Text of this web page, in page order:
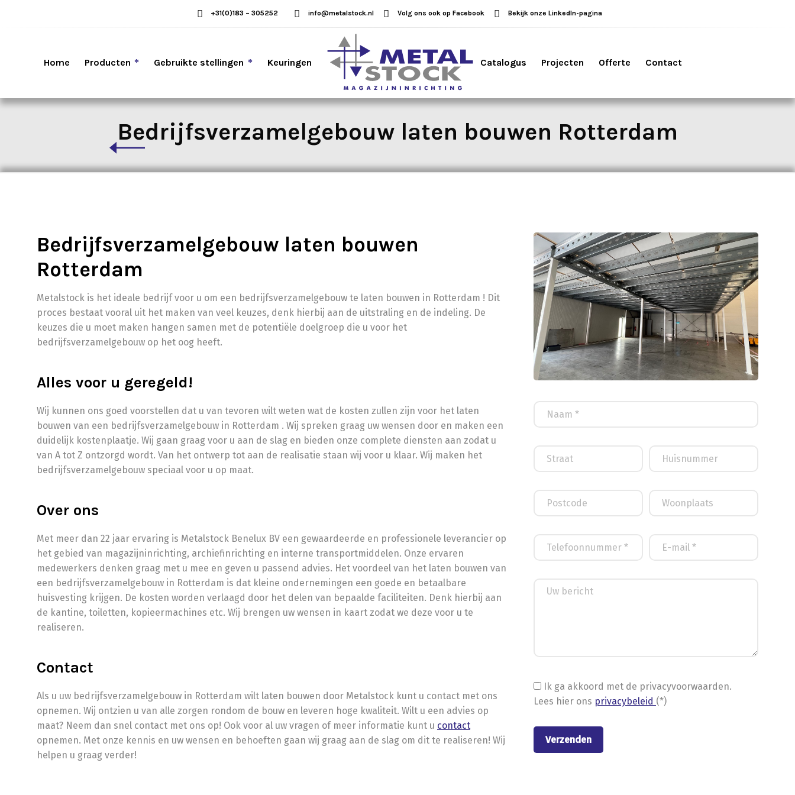
+31(0)183 – 305252 info@metalstock.nl Volg ons ook op Facebook Bekijk onze LinkedIn-pagina
Home Producten Gebruikte stellingen Keuringen Catalogus Projecten Offerte Contact
Bedrijfsverzamelgebouw laten bouwen Rotterdam
Bedrijfsverzamelgebouw laten bouwen
Rotterdam
Metalstock is het ideale bedrijf voor u om een bedrijfsverzamelgebouw te laten bouwen in Rotterdam ! Dit
proces bestaat vooral uit het maken van veel keuzes, denk hierbij aan de uitstraling en de indeling. De
keuzes die u moet maken hangen samen met de potentiële doelgroep die u voor het
bedrijfsverzamelgebouw op het oog heeft.
Alles voor u geregeld!
Wij kunnen ons goed voorstellen dat u van tevoren wilt weten wat de kosten zullen zijn voor het laten
bouwen van een bedrijfsverzamelgebouw in Rotterdam . Wij spreken graag uw wensen door en maken een
duidelijk kostenplaatje. Wij gaan graag voor u aan de slag en bieden onze complete diensten aan zodat u
van A tot Z ontzorgd wordt. Van het ontwerp tot aan de realisatie staan wij voor u klaar. Wij maken het
bedrijfsverzamelgebouw speciaal voor u op maat.
Over ons
Met meer dan 22 jaar ervaring is Metalstock Benelux BV een gewaardeerde en professionele leverancier op
het gebied van magazijninrichting, archiefinrichting en interne transportmiddelen. Onze ervaren
medewerkers denken graag met u mee en geven u passend advies. Het voordeel van het laten bouwen van
een bedrijfsverzamelgebouw in Rotterdam is dat kleine ondernemingen een goede en betaalbare
huisvesting krijgen. De kosten worden verlaagd door het delen van bepaalde faciliteiten. Denk hierbij aan
de kantine, toiletten, kopieermachines etc. Wij brengen uw wensen in kaart zodat we deze voor u te
realiseren.
Contact
Als u uw bedrijfsverzamelgebouw in Rotterdam wilt laten bouwen door Metalstock kunt u contact met ons
opnemen. Wij ontzien u van alle zorgen rondom de bouw en leveren hoge kwaliteit. Wilt u een advies op
maat? Neem dan snel contact met ons op! Ook voor al uw vragen of meer informatie kunt u contact
opnemen. Met onze kennis en uw wensen en behoeften gaan wij graag aan de slag om dit te realiseren! Wij
helpen u graag verder!
Ik ga akkoord met de privacyvoorwaarden.
Lees hier ons privacybeleid (*)